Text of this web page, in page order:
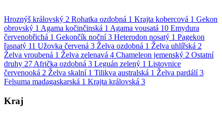
Hroznýš královský 2 Rohatka ozdobná 1 Krajta kobercová 1 Gekon
obrovský 1 Agama kočinčinská 1 Agama vousatá 10 Emydura
červenobřichá 1 Gekončík noční 3 Heterodon nosatý 1 Pagekon
řasnatý 11 Užovka červená 3 Želva ozdobná 1 Želva uhlířská 2
Želva vroubená 1 Želva zelenavá 4 Chameleon jemenský 2 Ostatní
druhy 27 Afrička ozdobná 3 Leguán zelený 1 Listovnice
červenooká 2 Želva skalní 1 Tilikva australská 1 Želva pardálí 3
Felsuma madagaskarská 1 Krajta královská 3
Kraj